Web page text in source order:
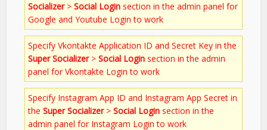
Socializer>Social Login section in the admin panel for
Google and Youtube Login to work
Specify Vkontakte Application ID and Secret Key in the
Super Socializer>Social Login section in the admin
panel for Vkontakte Login to work
Specify Instagram App ID and Instagram App Secret in
theSuper Socializer>Social Login section in the
admin panel for Instagram Login to work